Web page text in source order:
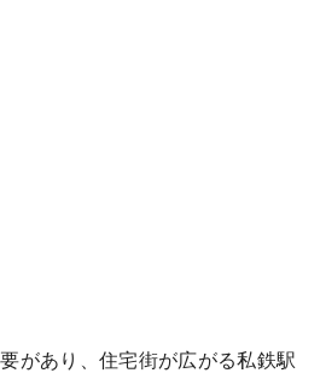
があり、住宅街が広がる私鉄駅